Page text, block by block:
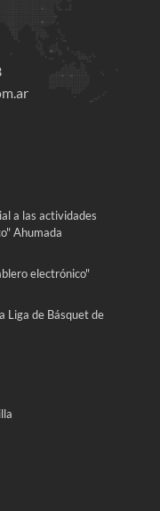
a las actividades
Ahumada
electrónico"
Liga de Básquet de